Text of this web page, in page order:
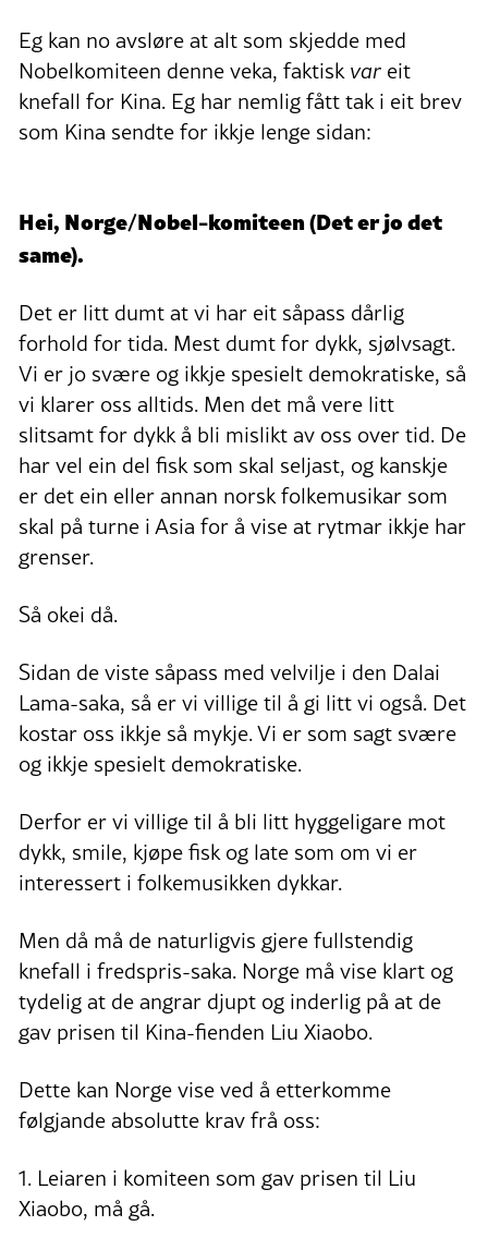
Eg kan no avsløre at alt som skjedde med
Nobelkomiteen denne veka, faktiskvar eit
knefall for Kina. Eg har nemlig fått tak i eit brev
som Kina sendte for ikkje lenge sidan:
Hei, Norge/Nobel-komiteen (Det er jo det
same).
Det er litt dumt at vi har eit såpass dårlig
forhold for tida. Mest dumt for dykk, sjølvsagt.
Vi er jo svære og ikkje spesielt demokratiske, så
vi klarer oss alltids. Men det må vere litt
slitsamt for dykk å bli mislikt av oss over tid. De
har vel ein del fisk som skal seljast, og kanskje
er det ein eller annan norsk folkemusikar som
skal på turne i Asia for å vise at rytmar ikkje har
grenser.
Så okei då.
Sidan de viste såpass med velvilje i den Dalai
Lama-saka, så er vi villige til å gi litt vi også. Det
kostar oss ikkje så mykje. Vi er som sagt svære
og ikkje spesielt demokratiske.
Derfor er vi villige til å bli litt hyggeligare mot
dykk, smile, kjøpe fisk og late som om vi er
interessert i folkemusikken dykkar.
Men då må de naturligvis gjere fullstendig
knefall i fredspris-saka. Norge må vise klart og
tydelig at de angrar djupt og inderlig på at de
gav prisen til Kina-fienden Liu Xiaobo.
Dette kan Norge vise ved å etterkomme
følgjande absolutte krav frå oss:
1. Leiaren i komiteen som gav prisen til Liu
Xiaobo, må gå.